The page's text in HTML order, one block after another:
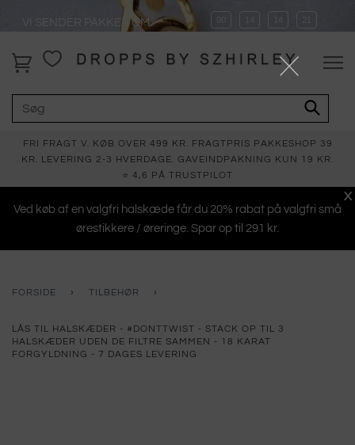
VI SENDER PAKKER OM
FRI FRAGT V. KØB OVER 499 KR. FRAGTPRIS PAKKESHOP 39
KR. LEVERING 2-3 HVERDAGE. GAVEINDPAKNING KUN 19 KR.
⭐ 4,6 PÅ TRUSTPILOT
X
Ved køb af en valgfri halskæde får du 20% rabat på valgfri små
ørestikkere / øreringe. Spar op til 291 kr.
FORSIDE › TILBEHØR ›
LÅS TIL HALSKÆDER - #DONTTWIST - STACK OP TIL 3
HALSKÆDER UDEN DE FILTRE SAMMEN - 18 KARAT
FORGYLDNING - 7 DAGES LEVERING